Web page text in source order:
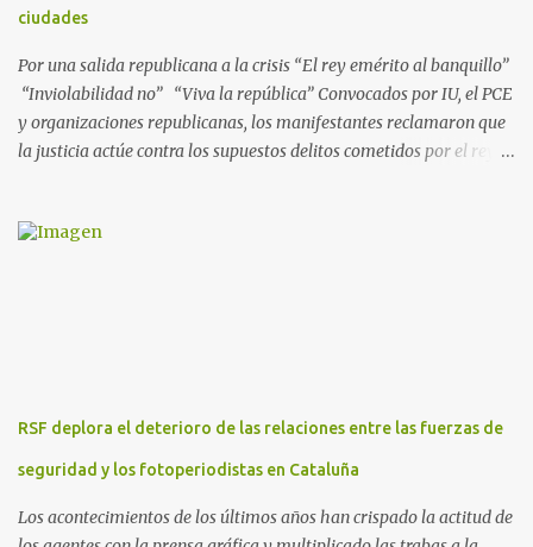
Charro, presidente de la compañía pública hasta 2013, los
ciudades
Por una salida republicana a la crisis “El rey emérito al banquillo”
“Inviolabilidad no” “Viva la república” Convocados por IU, el PCE
y organizaciones republicanas, los manifestantes reclamaron que
la justicia actúe contra los supuestos delitos cometidos por el rey
planificó en verano esta convocatoria como reacción a los
anticorrupción de los estados español y helvético ya están
investigando supuestos delitos de «cohecho internacional y
RSF deplora el deterioro de las relaciones entre las fuerzas de
seguridad y los fotoperiodistas en Cataluña
Los acontecimientos de los últimos años han crispado la actitud de